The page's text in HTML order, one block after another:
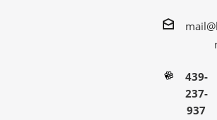
439-
237-
937